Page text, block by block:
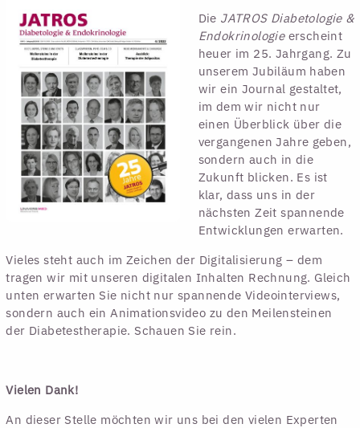
Die JATROS Diabetologie &
Endokrinologieerscheint
heuer im 25. Jahrgang. Zu
unserem Jubiläum haben
wir ein Journal gestaltet,
im dem wir nicht nur
einen Überblick über die
vergangenen Jahre geben,
sondern auch in die
Zukunft blicken. Es ist
klar, dass uns in der
nächsten Zeit spannende
Entwicklungen erwarten.
Vieles steht auch im Zeichen der Digitalisierung – dem
tragen wir mit unseren digitalen Inhalten Rechnung. Gleich
unten erwarten Sie nicht nur spannende Videointerviews,
sondern auch ein Animationsvideo zu den Meilensteinen
der Diabetestherapie. Schauen Sie rein.
Vielen Dank!
An dieser Stelle möchten wir uns bei den vielen Experten